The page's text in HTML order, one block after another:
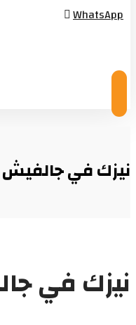
WhatsApp
نيزك في جالفيش
نيزك في